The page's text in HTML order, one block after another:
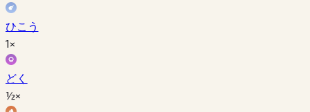
ひこう
1×
どく
½×